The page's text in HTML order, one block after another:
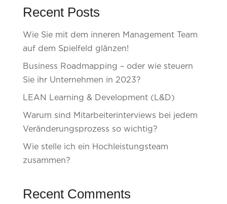
Recent Posts
Wie Sie mit dem inneren Management Team
auf dem Spielfeld glänzen!
Business Roadmapping – oder wie steuern
Sie ihr Unternehmen in 2023?
LEAN Learning & Development (L&D)
Warum sind Mitarbeiterinterviews bei jedem
Veränderungsprozess so wichtig?
Wie stelle ich ein Hochleistungsteam
zusammen?
Recent Comments